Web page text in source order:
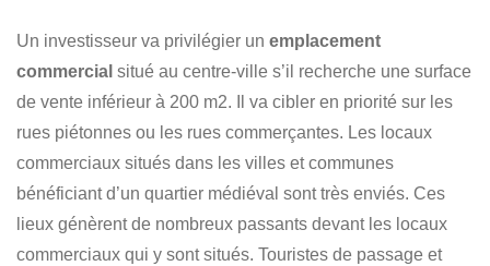
Un investisseur va privilégier un emplacement
commercial situé au centre-ville s’il recherche une surface
de vente inférieur à 200 m2. Il va cibler en priorité sur les
rues piétonnes ou les rues commerçantes. Les locaux
commerciaux situés dans les villes et communes
bénéficiant d’un quartier médiéval sont très enviés. Ces
lieux génèrent de nombreux passants devant les locaux
commerciaux qui y sont situés. Touristes de passage et